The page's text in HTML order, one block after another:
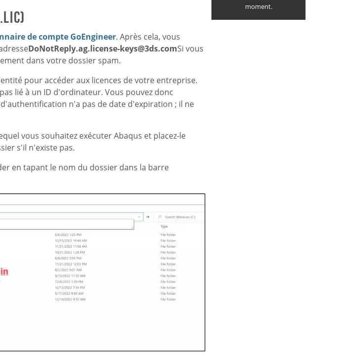
de compte GoEngineer. Après cela, vous
DoNotReply.ag.license-keys@3ds.comSi vous
dans votre dossier spam.
pour accéder aux licences de votre entreprise.
lié à un ID d'ordinateur. Vous pouvez donc
n'a pas de date d'expiration ; il ne
vous souhaitez exécuter Abaqus et placez-le
s'il n'existe pas.
en tapant le nom du dossier dans la barre
moment.